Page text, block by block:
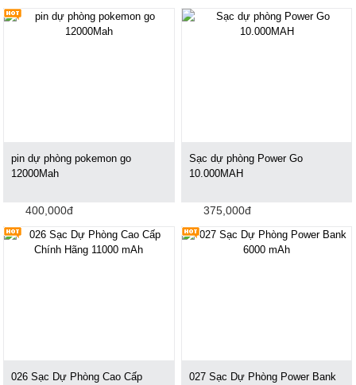
pin dự phòng pokemon go
12000Mah
400,000đ
Sạc dự phòng Power Go
10.000MAH
375,000đ
026 Sạc Dự Phòng Cao Cấp
027 Sạc Dự Phòng Power Bank